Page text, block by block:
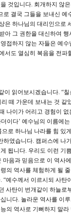
것입니다. 회개하지 않
결국 그들을 보내신 예
은 하나님의 대리인으로
아 그 권한을 대신하여
접하지 않는 자들은 예
서도 열심히 복음을 전파
이 읽어보시겠습니다. “
떼 가운데 보내는 것 같
나이가 어리고 경험이
이다’ 예수님의 이름에
로 하나님 나라를 힘 있
였습니다. 캠퍼스에 나
됩니다. 우리도 이런 기
음과 믿음으로 이 역사
의 역사를 체험하게 될
예수께서 이르시되 사탄
사탄이 번개같이 하늘로
니다. 놀라운 역사를 이
의 역사로 기뻐하지 말라